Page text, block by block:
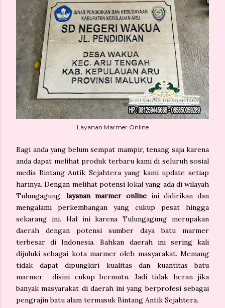
Layanan Marmer Online
Bagi anda yang belum sempat mampir, tenang saja karena
anda dapat melihat produk terbaru kami di seluruh sosial
media Bintang Antik Sejahtera yang kami update setiap
harinya. Dengan melihat potensi lokal yang ada di wilayah
Tulungagung, layanan marmer online ini didirikan dan
mengalami perkembangan yang cukup pesat hingga
sekarang ini. Hal ini karena Tulungagung merupakan
daerah dengan potensi sumber daya batu marmer
terbesar di Indonesia. Bahkan daerah ini sering kali
dijuluki sebagai kota marmer oleh masyarakat. Memang
tidak dapat dipungkiri kualitas dan kuantitas batu
marmer disini cukup bermutu. Jadi tidak heran jika
banyak masyarakat di daerah ini yang berprofesi sebagai
pengrajin batu alam termasuk Bintang Antik Sejahtera.